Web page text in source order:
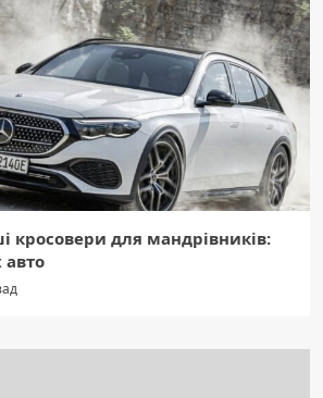
кросовери для мандрівників: